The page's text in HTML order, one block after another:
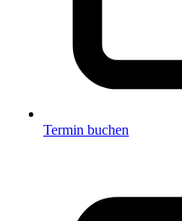
Termin buchen